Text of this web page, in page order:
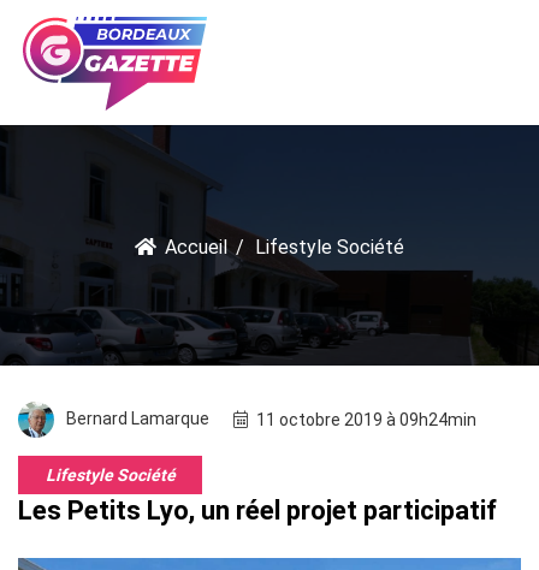
Accueil Lifestyle Société
Bernard Lamarque 11 octobre 2019 à 09h24min
Lifestyle Société
Les Petits Lyo, un réel projet participatif